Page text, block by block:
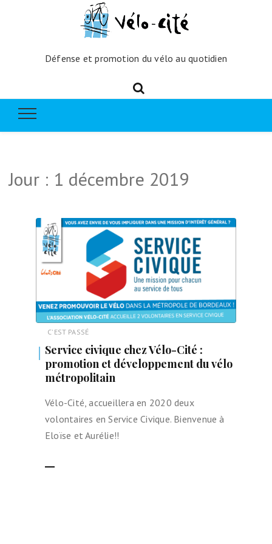
Défense et promotion du vélo au quotidien
Jour : 1 décembre 2019
C'EST PASSÉ
Service civique chez Vélo-Cité :
promotion et développement du vélo
métropolitain
Vélo-Cité, accueillera en 2020 deux
volontaires en Service Civique. Bienvenue à
Eloïse et Aurélie!!